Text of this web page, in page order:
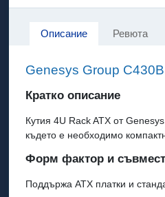
Описание Ревюта
Genesys Group C430B
Кратко описание
Кутия 4U Rack ATX от
където е необходимо
Форм фактор и
Поддържа ATX платки и